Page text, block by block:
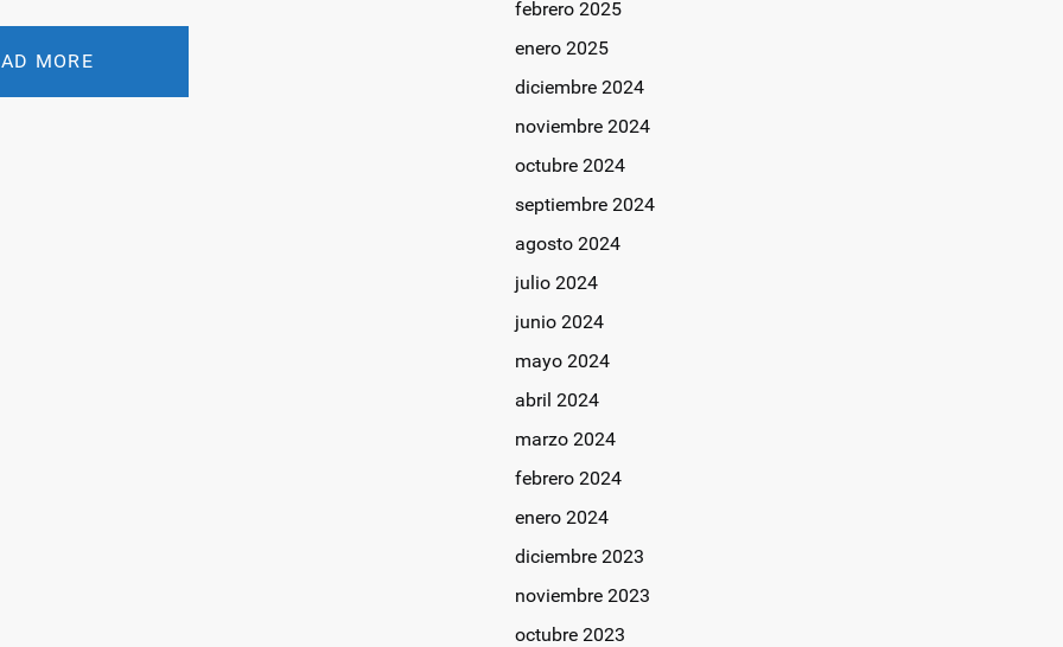
MORE
febrero 2025
enero 2025
diciembre 2024
noviembre 2024
octubre 2024
septiembre 2024
agosto 2024
julio 2024
junio 2024
mayo 2024
abril 2024
marzo 2024
febrero 2024
enero 2024
diciembre 2023
noviembre 2023
octubre 2023